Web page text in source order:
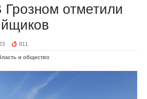
отметили
811
и общество